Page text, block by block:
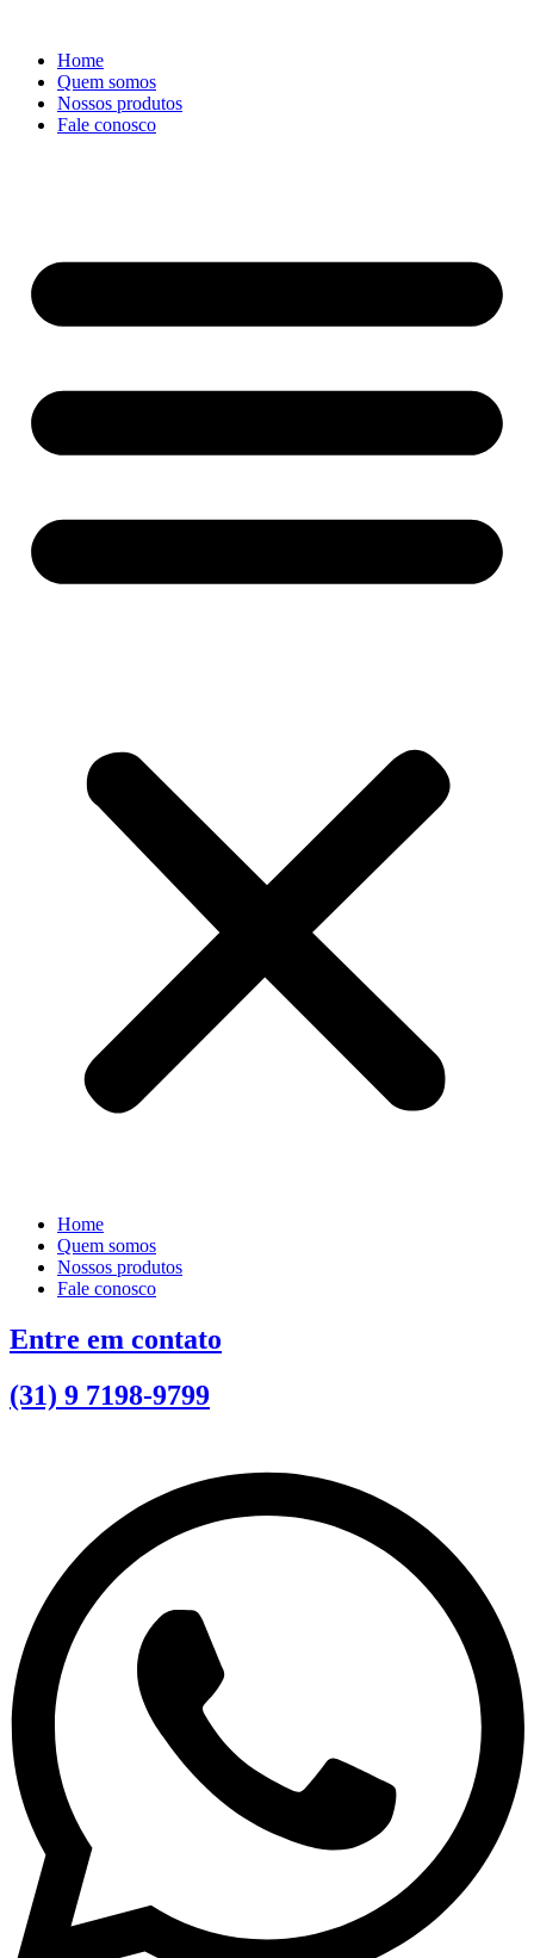
conteúdo
Home
Quem somos
Nossos produtos
Fale conosco
Home
Quem somos
Nossos produtos
Fale conosco
Entre em contato
(31) 9 7198-9799